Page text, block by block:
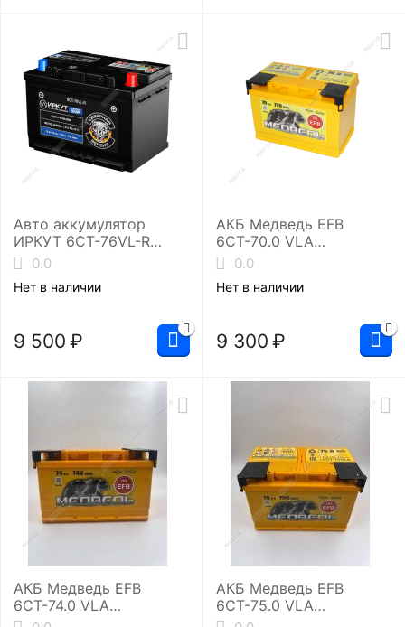
Авто аккумулятор
ИРКУТ 6CT-76VL-R
(UHD-L3EU)
0.0
Нет в наличии
9 500 ₽
АКБ Медведь EFB
6СТ-70.0 VLA
(L3/720EN)
0.0
Нет в наличии
9 300 ₽
АКБ Медведь EFB
6СТ-74.0 VLA
(LB3/740EN)
АКБ Медведь EFB
6СТ-75.0 VLA
(L3/750EN)